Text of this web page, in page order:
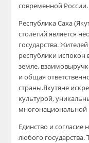
современной России.
Республика Саха
столетий является
государства.
республики
земле,
и общая
страны.Якутяне
культурой,
многонациональной
Единство и согласие
любого государства.